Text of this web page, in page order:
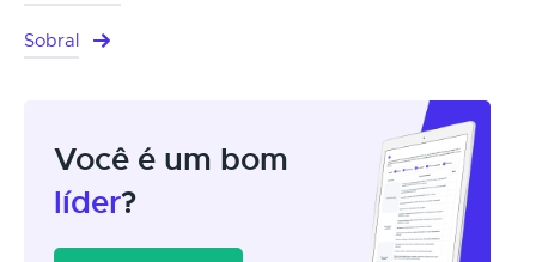
Sobral
Você é um bom
líder?